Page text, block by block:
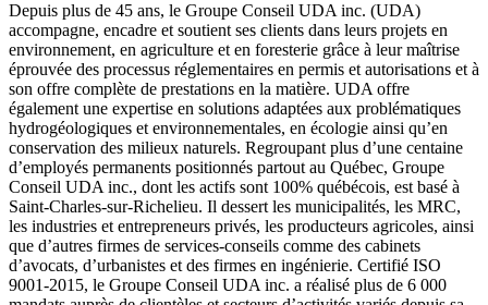
Depuis plus de 45 ans, le Groupe Conseil UDA inc. (UDA)
accompagne, encadre et soutient ses clients dans leurs projets en
environnement, en agriculture et en foresterie grâce à leur maîtrise
éprouvée des processus réglementaires en permis et autorisations et à
son offre complète de prestations en la matière. UDA offre
également une expertise en solutions adaptées aux problématiques
hydrogéologiques et environnementales, en écologie ainsi qu’en
conservation des milieux naturels. Regroupant plus d’une centaine
d’employés permanents positionnés partout au Québec, Groupe
Conseil UDA inc., dont les actifs sont 100% québécois, est basé à
Saint-Charles-sur-Richelieu. Il dessert les municipalités, les MRC,
les industries et entrepreneurs privés, les producteurs agricoles, ainsi
que d’autres firmes de services-conseils comme des cabinets
d’avocats, d’urbanistes et des firmes en ingénierie. Certifié ISO
9001-2015, le Groupe Conseil UDA inc. a réalisé plus de 6 000